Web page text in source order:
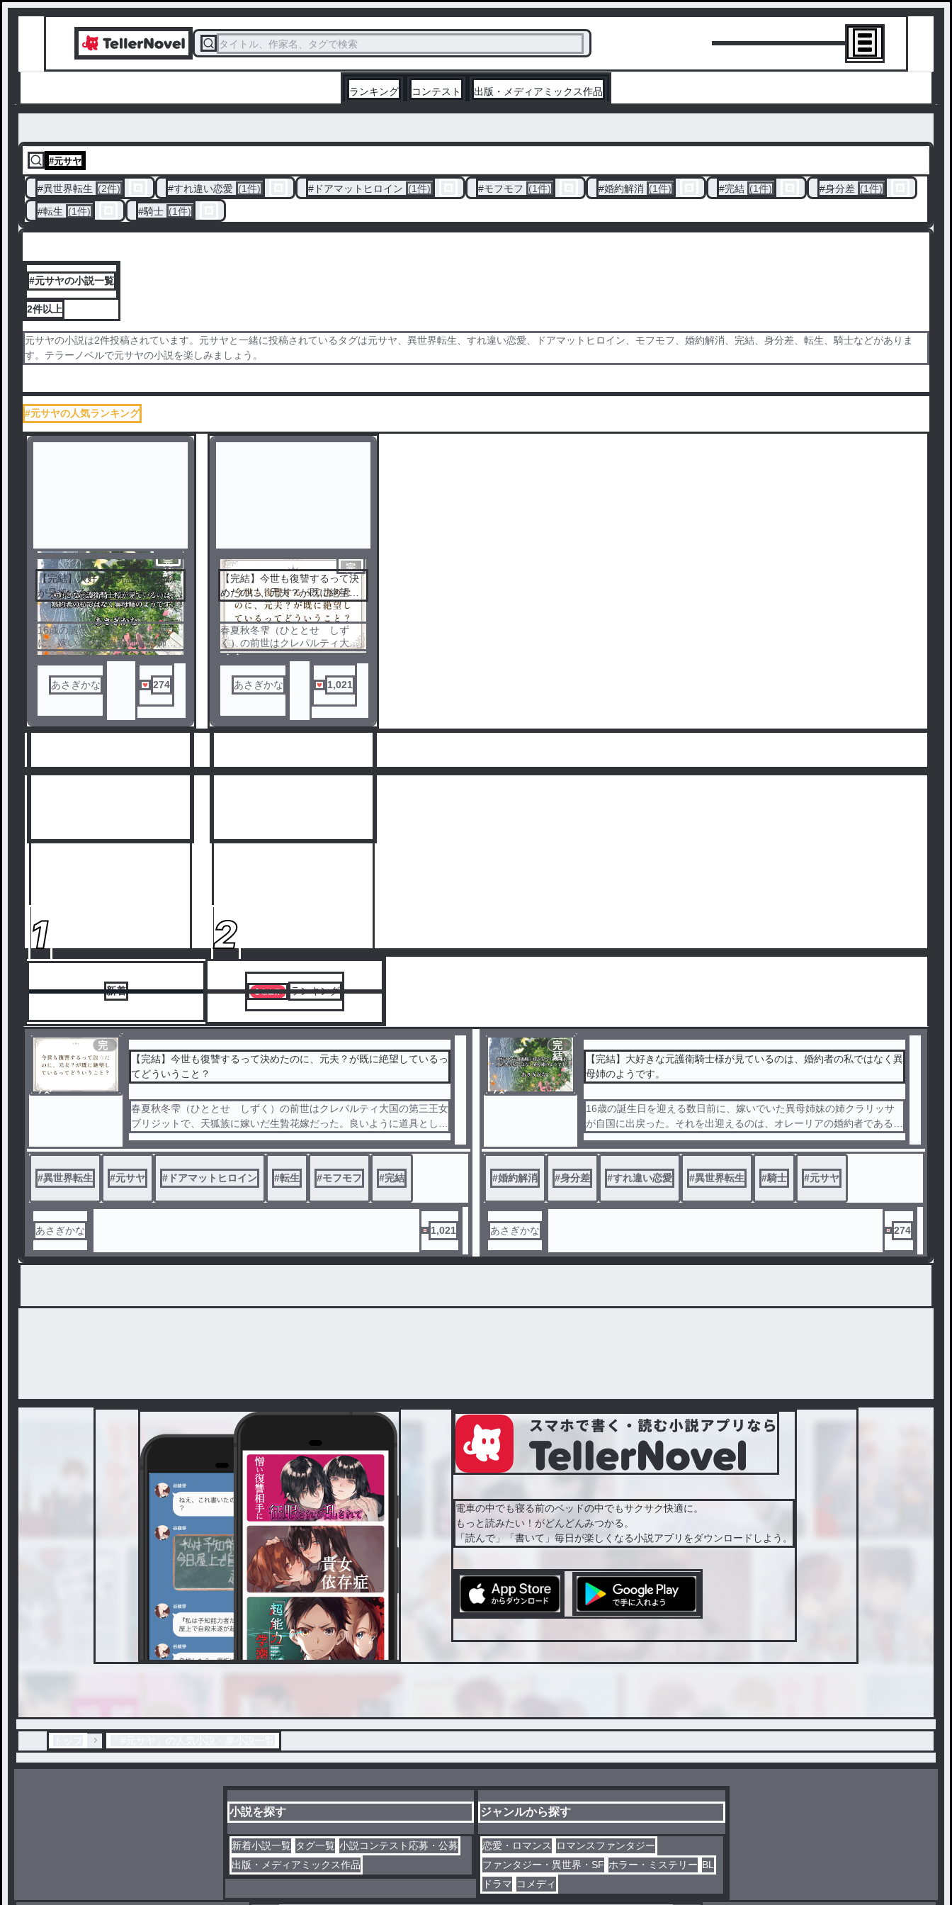
タイトル、作家名、タグで検索
ランキング コンテスト 出版・メディアミックス作品
#元サヤ
#異世界転生 (2件) #すれ違い恋愛 (1件) # ドアマットヒロイン (1件) #モフモフ (1件) #婚約解消 (1件) #完結 (1件) #身分差 (1件)
#転生 (1件) #騎士 (1件)
#元サヤの小説一覧
2件以上
元サヤの小説は2件投稿されています。元サヤと一緒に投稿されているタグは元サヤ、異世界転生、すれ違い恋愛、ドアマットヒロイン、モフモフ、婚約解消、完結、身分差、転生、騎士などがありま
す。テラーノベルで元サヤの小説を楽しみましょう。
#元サヤの人気ランキング
ノベ
完
結
【完結】大好きな元護衛騎士様
が見ているのは、婚約者の私で
はなく異母姉のようです。
16歳の誕生日を迎える数日前
に、嫁いでいた異母姉妹の姉ク
ラリッサが自国に出戻った。そ
れを出迎えるのは、オレーリア
の婚約者である騎士団長のアシ
ュトンだった。その姿を目撃し
てしまい、王城に自分の居場所
がないと再確認する。
魔法塔に認められた魔法使い
た。魔法術式による功績を重ね
まれ、婚約者の心離れを再確認
【短編】大好きな騎士団長様が
見ているのは、婚約者の私では
なく姉のようです。こちらの連
載版です( ´艸｀)！
あさぎかな 274
1
ノベ
完
結
【完結】今世も復讐するって決
めたのに、元夫？が既に絶望し
ているってどういうこと？
春夏秋冬雫（ひととせ しず
く）の前世はクレパルティ大国
の第三王女ブリジットで、天狐
族に嫁いだ生贄花嫁だった。良
いように道具として使われズタ
ボロになったブリジット王女
は、祖国が滅んだことを知っ
て、身投げすることで復讐した
はずだった。
モヤモヤしつつも異世界の日本
日、異世界召喚によって巻き込
族のヴィクトル、森の大賢者ル
ティに救われる。出会ってすぐ
に片翼だとはバレたが、この世
界でも「片翼だから」と言う理
由で保護するルティに、生前に
完遂できなかった復讐をして今
度こそ完遂すると息巻く。
「片翼」イコール「奴隷」や
「道具」と思っている上位種族
への復讐と息巻くのだが……ル
ティは雫を慈しみ、愛し、溺愛
してくる？？
返ってこず、雫が何もしなくて
もルティが絶望し、凹んでいる
姿を見ている間に情が湧いてし
まい……？
世生贄王女だったのに、今世で
はとびきりの溺愛が待っていま
した ～片翼って生贄の隠語でし
あさぎかな 1,021
2
新着 ランキング
ノベ
完
結
【完結】今世も復讐するって決めたのに、元夫？が既に絶望しているっ
てどういうこと？
春夏秋冬雫（ひととせ しずく）の前世はクレパルティ大国の第三王女
ブリジットで、天狐族に嫁いだ生贄花嫁だった。良いように道具として
使われズタボロになったブリジット王女は、祖国が滅んだことを知って
、身投げすることで復讐したはずだった。
しかし前世の記憶を持っていたため、やり残しがあると思いモヤモヤ
しつつも異世界の日本という国で平和に暮らしていた。
転生した日本での暮らしを満喫していたが、大学二年のある日、異世
界召喚によって巻き込まれ、前世に似た世界に呼び出されてしまう。し
エルフに捕らえられそうになったところで、元夫だった天狐族のヴィ
りの溺愛が待っていました ～片翼って生贄の隠語でしたよね？～
※他のサイトにも掲載しています
#異世界転生 #元サヤ # ドアマットヒロイン #転生 #モフモフ #完結
あさぎかな 1,021
ノベ
完
結
【完結】大好きな元護衛騎士様が見ているのは、婚約者の私ではなく異
母姉のようです。
16歳の誕生日を迎える数日前に、嫁いでいた異母姉妹の姉クラリッサ
が自国に出戻った。それを出迎えるのは、オレーリアの婚約者である騎
士団長のアシュトンだった。その姿を目撃してしまい、王城に自分の居
場所がないと再確認する。
魔法塔に認められた魔法使いのオレーリアは末姫として常に悪役のレ
ッテルを貼られてした。魔法術式による功績を重ねても、全ては自分の
手柄にしたと言われ誰も守ってくれなかった。
つねに姉クラリッサに意地悪をするように王妃と宰相に仕組まれ、婚
約者の心離れを再確認して国を出る覚悟を決めて、婚約者のアシュトン
#婚約解消 #身分差 #すれ違い恋愛 #異世界転生 #騎士 #元サヤ
あさぎかな 274
電車の中でも寝る前のベッドの中でもサクサク快適に。
もっと読みたい！がどんどんみつかる。
「読んで」「書いて」毎日が楽しくなる小説アプリをダウンロードしよう。
小説を探す
新着小説一覧 タグ一覧 小説コンテスト応募・公募
出版・メディアミックス作品
ジャンルから探す
恋愛・ロマンス
ロマンスファンタジー
ファンタジー・異世界・SF ホラー・ミステリー BL
ドラマ コメディ